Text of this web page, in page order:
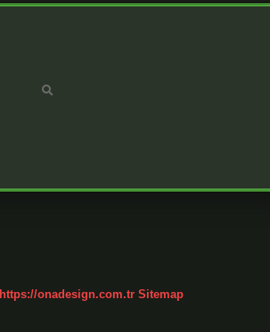
https://onadesign.com.tr Sitemap